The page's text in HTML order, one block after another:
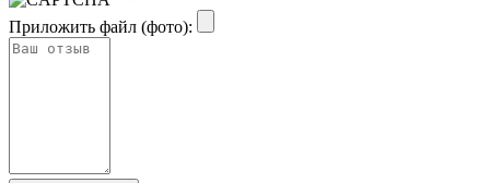
Приложить файл (фото):